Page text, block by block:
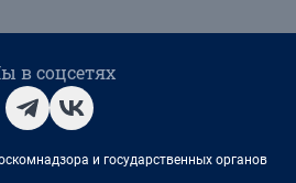
в соцсетях
и государственных органов